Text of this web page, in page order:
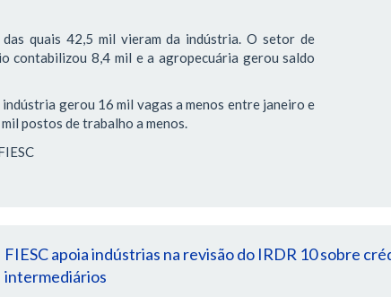
quais 42,5 mil vieram da indústria. O setor de
8,4 mil e a agropecuária gerou saldo
gerou 16 mil vagas a menos entre janeiro e
postos de trabalho a menos.
FIESC apoia indústrias na revisão do IRDR 10 sobre
intermediários